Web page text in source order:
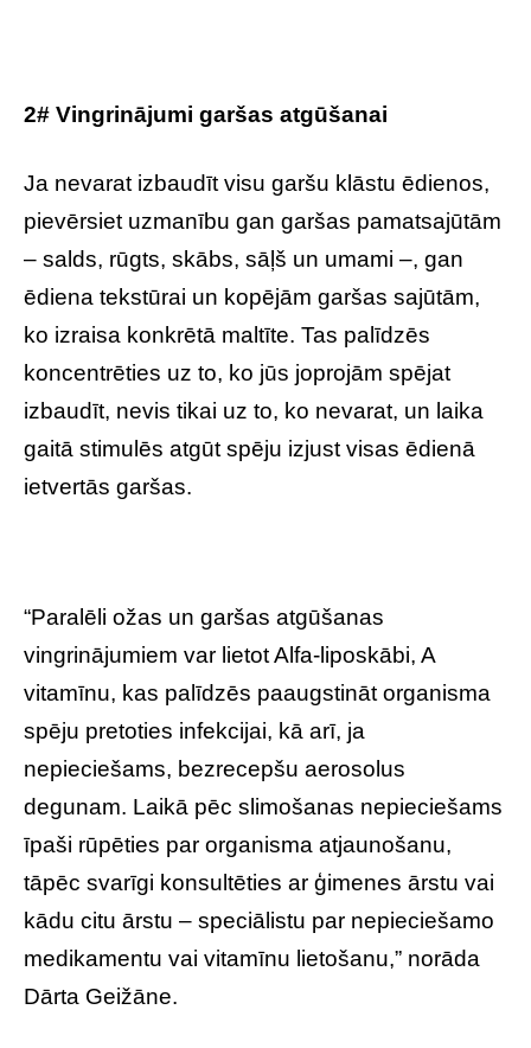
2# Vingrinājumi garšas atgūšanai
Ja nevarat izbaudīt visu garšu klāstu ēdienos,
pievērsiet uzmanību gan garšas pamatsajūtām
– salds, rūgts, skābs, sāļš un umami –, gan
ēdiena tekstūrai un kopējām garšas sajūtām,
ko izraisa konkrētā maltīte. Tas palīdzēs
koncentrēties uz to, ko jūs joprojām spējat
izbaudīt, nevis tikai uz to, ko nevarat, un laika
gaitā stimulēs atgūt spēju izjust visas ēdienā
ietvertās garšas.
“Paralēli ožas un garšas atgūšanas
vingrinājumiem var lietot Alfa-liposkābi, A
vitamīnu, kas palīdzēs paaugstināt organisma
spēju pretoties infekcijai, kā arī, ja
nepieciešams, bezrecepšu aerosolus
degunam. Laikā pēc slimošanas nepieciešams
īpaši rūpēties par organisma atjaunošanu,
tāpēc svarīgi konsultēties ar ģimenes ārstu vai
kādu citu ārstu – speciālistu par nepieciešamo
medikamentu vai vitamīnu lietošanu,” norāda
Dārta Geižāne.